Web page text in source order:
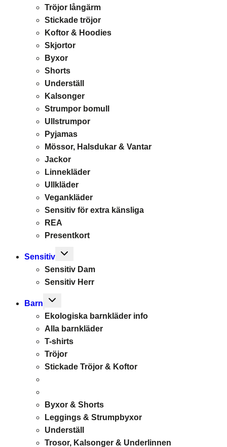
Tröjor långärm
Stickade tröjor
Koftor & Hoodies
Skjortor
Byxor
Shorts
Underställ
Kalsonger
Strumpor bomull
Ullstrumpor
Pyjamas
Mössor, Halsdukar & Vantar
Jackor
Linnekläder
Ullkläder
Vegankläder
Sensitiv för extra känsliga
REA
Presentkort
Sensitiv
Toggle
menu
Sensitiv Dam
Sensitiv Herr
Barn
Toggle
menu
Ekologiska barnkläder info
Alla barnkläder
T-shirts
Tröjor
Stickade Tröjor & Koftor
Byxor & Shorts
Leggings & Strumpbyxor
Underställ
Trosor, Kalsonger & Underlinnen